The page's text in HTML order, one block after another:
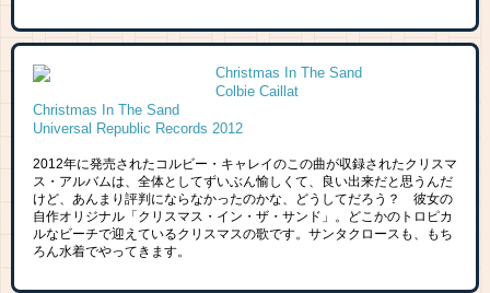
Christmas In The Sand
Colbie Caillat
Christmas In The Sand
Universal Republic Records 2012
2012年に発売されたコルビー・キャレイのこの曲が収録されたクリスマ
ス・アルバムは、全体としてずいぶん愉しくて、良い出来だと思うんだ
けど、あんまり評判にならなかったのかな、どうしてだろう？ 彼女の
自作オリジナル「クリスマス・イン・ザ・サンド」。どこかのトロピカ
ルなビーチで迎えているクリスマスの歌です。サンタクロースも、もち
ろん水着でやってきます。